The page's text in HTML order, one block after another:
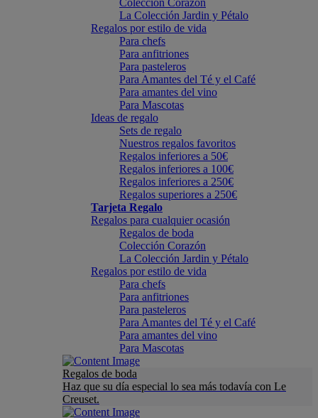
Colección Corazón
La Colección Jardin y Pétalo
Regalos por estilo de vida
Para chefs
Para anfitriones
Para pasteleros
Para Amantes del Té y el Café
Para amantes del vino
Para Mascotas
Ideas de regalo
Sets de regalo
Nuestros regalos favoritos
Regalos inferiores a 50€
Regalos inferiores a 100€
Regalos inferiores a 250€
Regalos superiores a 250€
Tarjeta Regalo
Regalos para cualquier ocasión
Regalos de boda
Colección Corazón
La Colección Jardin y Pétalo
Regalos por estilo de vida
Para chefs
Para anfitriones
Para pasteleros
Para Amantes del Té y el Café
Para amantes del vino
Para Mascotas
Regalos de boda
Haz que su día especial lo sea más todavía con Le
Creuset.